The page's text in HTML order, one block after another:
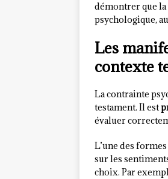
démontrer que
psychologique,
Les
contexte
La contrainte
testament. Il est
évaluer
L’une des
sur les
choix. Par